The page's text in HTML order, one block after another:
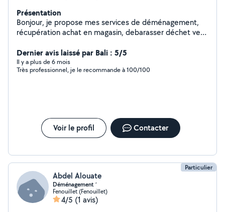
Présentation
Bonjour, je propose mes services de déménagement,
récupération achat en magasin, debarasser déchet vers
Dernier avis laissé par Bali : 5/5
Il y a plus de 6 mois
Très professionnel, je le recommande à 100/100
Voir le profil Contacter
Particulier
Abdel Alouate
Déménagement ‘
Fenouillet (Fenouillet)
4/5 (1 avis)